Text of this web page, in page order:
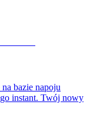
bazie napoju
instant. Twój nowy